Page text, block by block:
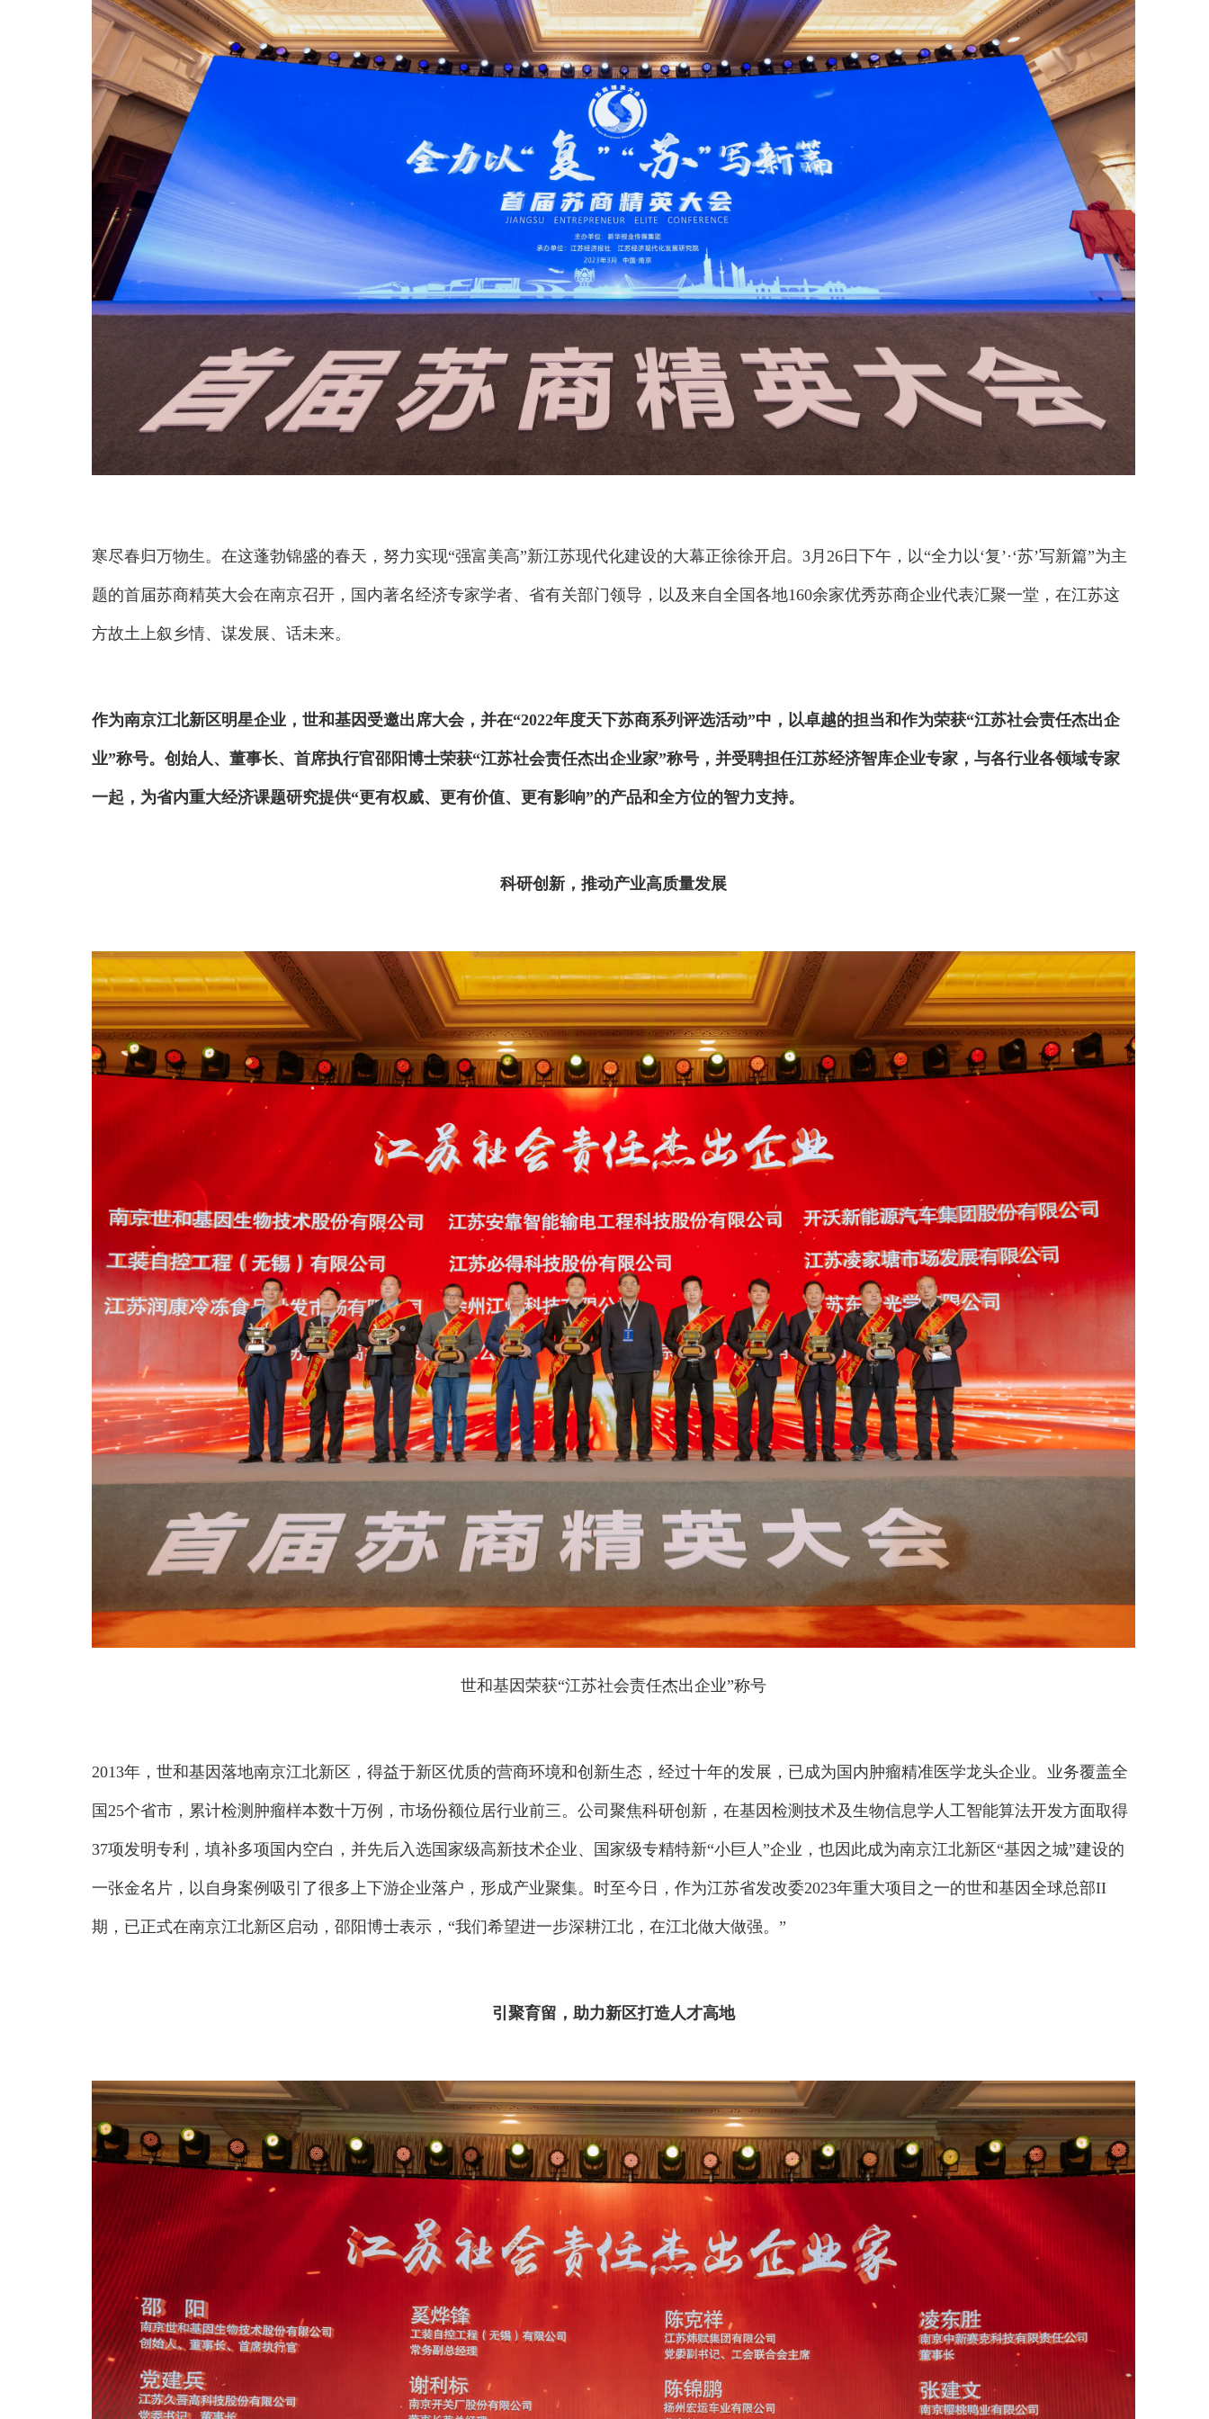
寒尽春归万物生。在这蓬勃锦盛的春天，努力实现“强富美高”新江苏现代化建设的大幕正徐徐开启。3月26日下午，以“全力以‘复’·‘苏’写新篇”为主
题的首届苏商精英大会在南京召开，国内著名经济专家学者、省有关部门领导，以及来自全国各地160余家优秀苏商企业代表汇聚一堂，在江苏这
方故土上叙乡情、谋发展、话未来。
作为南京江北新区明星企业，世和基因受邀出席大会，并在“2022年度天下苏商系列评选活动”中，以卓越的担当和作为荣获“江苏社会责任杰出企
业”称号。创始人、董事长、首席执行官邵阳博士荣获“江苏社会责任杰出企业家”称号，并受聘担任江苏经济智库企业专家，与各行业各领域专家
一起，为省内重大经济课题研究提供“更有权威、更有价值、更有影响”的产品和全方位的智力支持。
科研创新，推动产业高质量发展
世和基因荣获“江苏社会责任杰出企业”称号
2013年，世和基因落地南京江北新区，得益于新区优质的营商环境和创新生态，经过十年的发展，已成为国内肿瘤精准医学龙头企业。业务覆盖全
国25个省市，累计检测肿瘤样本数十万例，市场份额位居行业前三。公司聚焦科研创新，在基因检测技术及生物信息学人工智能算法开发方面取得
37项发明专利，填补多项国内空白，并先后入选国家级高新技术企业、国家级专精特新“小巨人”企业，也因此成为南京江北新区“基因之城”建设的
一张金名片，以自身案例吸引了很多上下游企业落户，形成产业聚集。时至今日，作为江苏省发改委2023年重大项目之一的世和基因全球总部II
期，已正式在南京江北新区启动，邵阳博士表示，“我们希望进一步深耕江北，在江北做大做强。”
引聚育留，助力新区打造人才高地